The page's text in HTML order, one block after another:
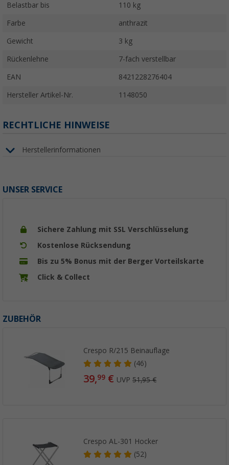
Belastbar bis 110 kg
Farbe anthrazit
Gewicht 3 kg
Rückenlehne 7-fach verstellbar
EAN 8421228276404
Hersteller Artikel-Nr. 1148050
RECHTLICHE HINWEISE
Herstellerinformationen
UNSER SERVICE
Sichere Zahlung mit SSL Verschlüsselung
Kostenlose Rücksendung
Bis zu 5% Bonus mit der Berger Vorteilskarte
Click & Collect
ZUBEHÖR
Crespo R/215 Beinauflage
(46)
39,99 € UVP51,95 €
Crespo AL-301 Hocker
(52)